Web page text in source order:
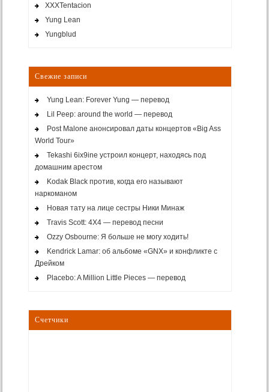
XXXTentacion
Yung Lean
Yungblud
Свежие записи
Yung Lean: Forever Yung — перевод
Lil Peep: around the world — перевод
Post Malone анонсировал даты концертов «Big Ass
World Tour»
Tekashi 6ix9ine устроил концерт, находясь под
домашним арестом
Kodak Black против, когда его называют
наркоманом
Новая тату на лице сестры Ники Минаж
Travis Scott: 4X4 — перевод песни
Ozzy Osbourne: Я больше не могу ходить!
Kendrick Lamar: об альбоме «GNX» и конфликте с
Дрейком
Placebo: A Million Little Pieces — перевод
Счетчики